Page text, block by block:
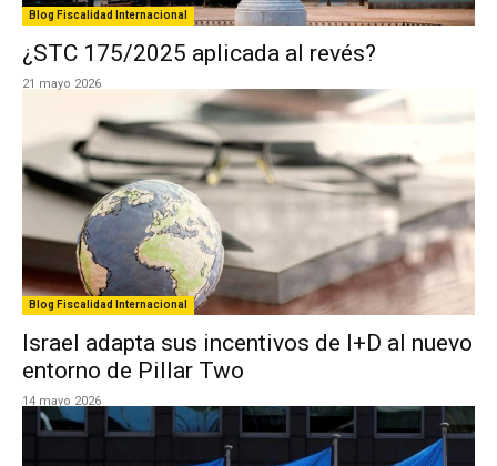
Blog Fiscalidad Internacional
¿STC 175/2025 aplicada al revés?
21 mayo 2026
Blog Fiscalidad Internacional
Israel adapta sus incentivos de I+D al nuevo
entorno de Pillar Two
14 mayo 2026